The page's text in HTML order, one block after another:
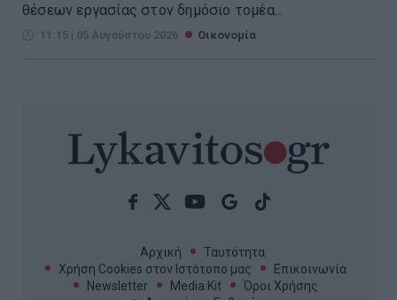
θέσεων εργασίας στον δημόσιο τομέα...
11:15 | 05 Αυγούστου 2026 Οικονομία
Αρχική
Ταυτότητα
Χρήση Cookies στον Ιστότοπο μας
Επικοινωνία
Newsletter
Media Kit
Όροι Χρήσης